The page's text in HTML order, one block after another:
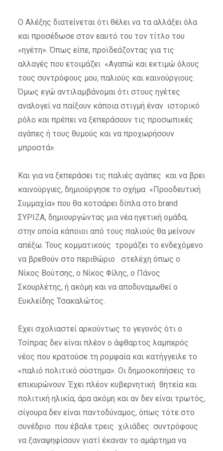
Ο Αλέξης διατείνεται ότι θέλει να τα αλλάξει όλα
και προσέδωσε στον εαυτό του τον τίτλο του
«ηγέτη». Όπως είπε, προϊδεάζοντας για τις
αλλαγές που ετοιμάζει «Αγαπώ και εκτιμώ όλους
τους συντρόφους μου, παλιούς και καινούργιους.
Όμως εγώ αντιλαμβάνομαι ότι στους ηγέτες
αναλογεί να παίξουν κάποια στιγμή έναν ιστορικό
ρόλο και πρέπει να ξεπεράσουν τις προσωπικές
αγάπες ή τους θυμούς και να προχωρήσουν
μπροστά».
Και για να ξεπεράσει τις παλιές αγάπες και να βρει
καινούργιες, δημιούργησε το σχήμα «Προοδευτική
Συμμαχία» που θα κοτσάρει δίπλα στο brand
ΣΥΡΙΖΑ, δημιουργώντας μια νέα ηγετική ομάδα,
στην οποία κάποιοι από τους παλιούς θα μείνουν
απέξω. Τους κομματικούς τρομάζει το ενδεχόμενο
να βρεθούν στο περιθώριο στελέχη όπως ο
Νίκος Βούτσης, ο Νίκος Φίλης, ο Πάνος
Σκουρλέτης, ή ακόμη και να αποδυναμωθεί ο
Ευκλείδης Τσακαλώτος.
Εχει σχολιαστεί αρκούντως το γεγονός ότι ο
Τσίπρας δεν είναι πλέον ο άφθαρτος λαμπερός
νέος που κρατούσε τη ρομφαία και κατήγγειλε το
«παλιό πολιτικό σύστημα». Οι δημοσκοπήσεις το
επικυρώνουν. Έχει πλέον κυβερνητική θητεία και
πολιτική ηλικία, άρα ακόμη και αν δεν είναι τρωτός,
σίγουρα δεν είναι παντοδύναμος, όπως τότε στο
συνέδριο που έβαλε τρεις χιλιάδες συντρόφους
να ξαναψηφίσουν γιατί έκαναν το αμάρτημα να